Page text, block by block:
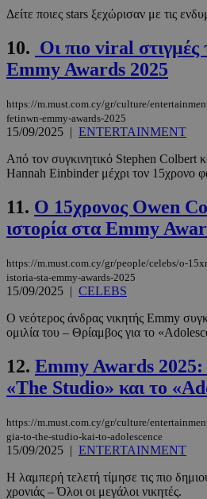
Δείτε ποιες stars ξεχώρισαν με τις
10. Οι πιο viral στιγμές
Emmy Awards 2025
https://m.must.com.cy/gr/culture/
fetinwn-emmy-awards-2025
15/09/2025 | ENTERTAINMENT
Από τον συγκινητικό Stephen Colbert
Hannah Einbinder μέχρι τον 15χρονο
11. Ο 15χρονος Owen
ιστορία στα Emmy
https://m.must.com.cy/gr/people/celebs/o-
istoria-sta-emmy-awards-2025
15/09/2025 | CELEBS
Ο νεότερος άνδρας νικητής Emmy
ομιλία του – Θρίαμβος για το
12. Emmy Awards 2025:
«The Studio» και το
https://m.must.com.cy/gr/culture/
gia-to-the-studio-kai-to-adolescence
15/09/2025 | ENTERTAINMENT
Η λαμπερή τελετή τίμησε τις πιο
χρονιάς – Όλοι οι μεγάλοι νικητές.